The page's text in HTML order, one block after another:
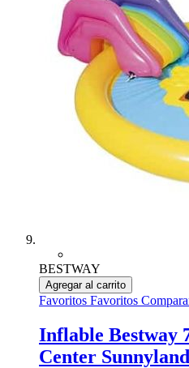
BESTWAY
Agregar al carrito
Favoritos Favoritos
Inflable Bestway
Center Sunnyland